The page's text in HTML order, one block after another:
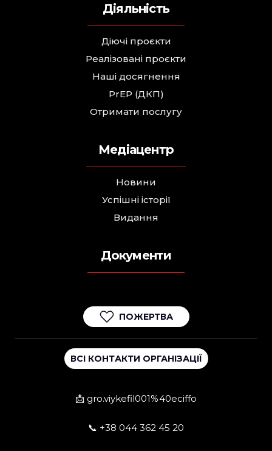
Діяльність
Діючі проєкти
Реалізовані проєкти
Наші досягнення
PrEP (ДКП)
Отримати послугу
Медіацентр
Новини
Успішні історії
Видання
Документи
ПОЖЕРТВА
ВСІ КОНТАКТИ ОРГАНІЗАЦІЇ
📩 gro.viykefil001%40eciffo
📞 +38 044 362 45 20